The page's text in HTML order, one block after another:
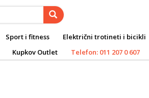
Sport i fitness Električni trotineti i bicikli
Kupkov Outlet Telefon: 011 207 0 607